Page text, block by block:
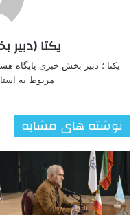
یکتا
یکتا ؛ دبیر بخش خبری پایگاه
مربوط به
نوشته های مشابه